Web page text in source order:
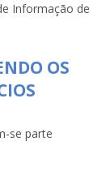
Informação de
OS
se parte